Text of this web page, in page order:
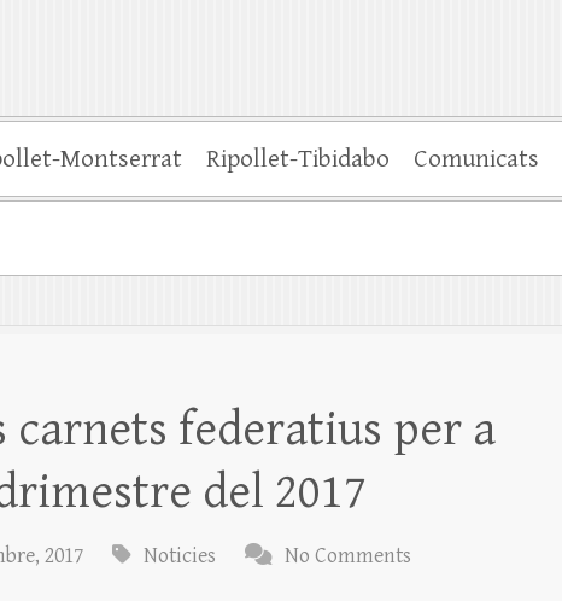
Montserrat Ripollet-Tibidabo Comunicats
carnets federatius per a
del 2017
2017 Noticies No Comments